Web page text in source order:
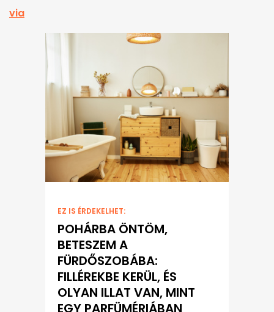
via
EZ IS ÉRDEKELHET:
POHÁRBA ÖNTÖM,
BETESZEM A
FÜRDŐSZOBÁBA:
FILLÉREKBE KERÜL, ÉS
OLYAN ILLAT VAN, MINT
EGY PARFÜMÉRIÁBAN